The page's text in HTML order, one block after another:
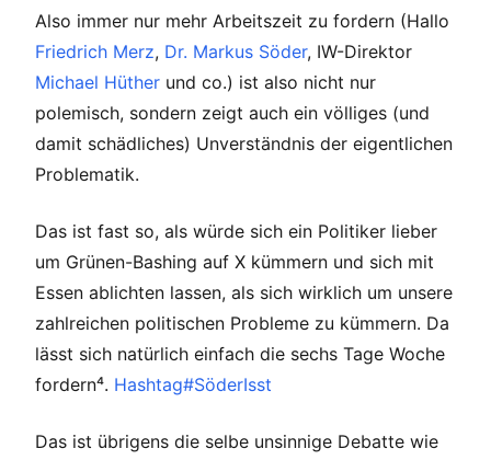
Also immer nur mehr Arbeitszeit zu fordern (Hallo
Friedrich Merz, Dr. Markus Söder, IW-Direktor
Michael Hüther und co.) ist also nicht nur
polemisch, sondern zeigt auch ein völliges (und
damit schädliches) Unverständnis der eigentlichen
Problematik.
Das ist fast so, als würde sich ein Politiker lieber
um Grünen-Bashing auf X kümmern und sich mit
Essen ablichten lassen, als sich wirklich um unsere
zahlreichen politischen Probleme zu kümmern. Da
lässt sich natürlich einfach die sechs Tage Woche
fordern⁴. Hashtag#SöderIsst
Das ist übrigens die selbe unsinnige Debatte wie